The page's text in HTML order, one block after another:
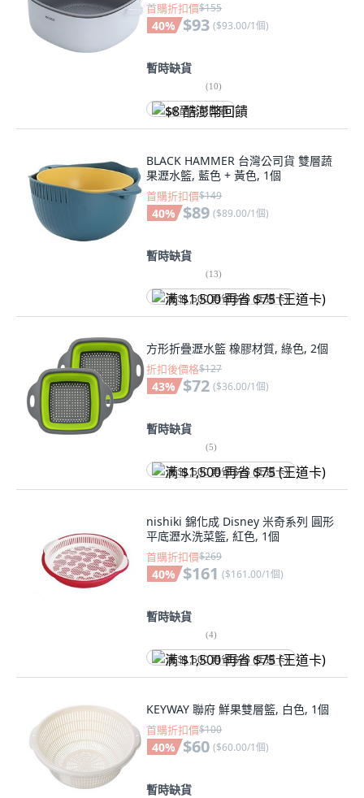
首購折扣價$155
40% $93 ($93.00/1個)
暫時缺貨
(10)
$8 酷澎幣回饋
BLACK HAMMER 台灣公司貨 雙層蔬
果瀝水籃, 藍色 + 黃色, 1個
首購折扣價$149
40% $89 ($89.00/1個)
暫時缺貨
(13)
满 $1,500 再省 $75 (王道卡)
方形折疊瀝水籃 橡膠材質, 綠色, 2個
折扣後價格$127
43% $72 ($36.00/1個)
暫時缺貨
(5)
满 $1,500 再省 $75 (王道卡)
nishiki 錦化成 Disney 米奇系列 圓形
平底瀝水洗菜籃, 紅色, 1個
首購折扣價$269
40% $161 ($161.00/1個)
暫時缺貨
(4)
满 $1,500 再省 $75 (王道卡)
KEYWAY 聯府 鮮果雙層籃, 白色, 1個
首購折扣價$100
40% $60 ($60.00/1個)
暫時缺貨